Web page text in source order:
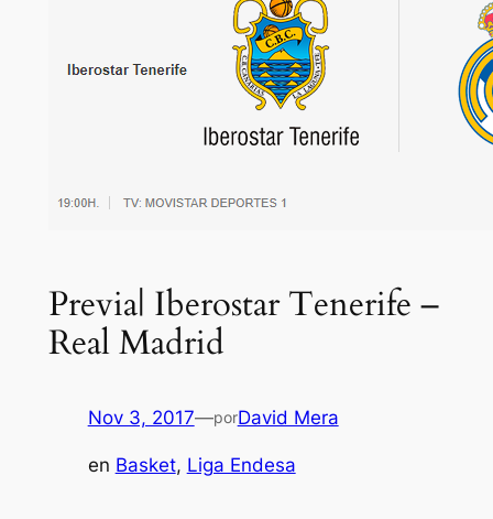
Previa| Iberostar Tenerife –
Real Madrid
Nov 3, 2017—porDavid Mera
en Basket, Liga Endesa